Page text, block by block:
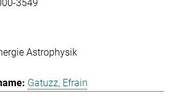
3549
Astrophysik
Gatuzz, Efrain